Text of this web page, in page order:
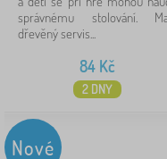
správnému stolování.
dřevěný servis...
84 Kč
2 DNY
Nové